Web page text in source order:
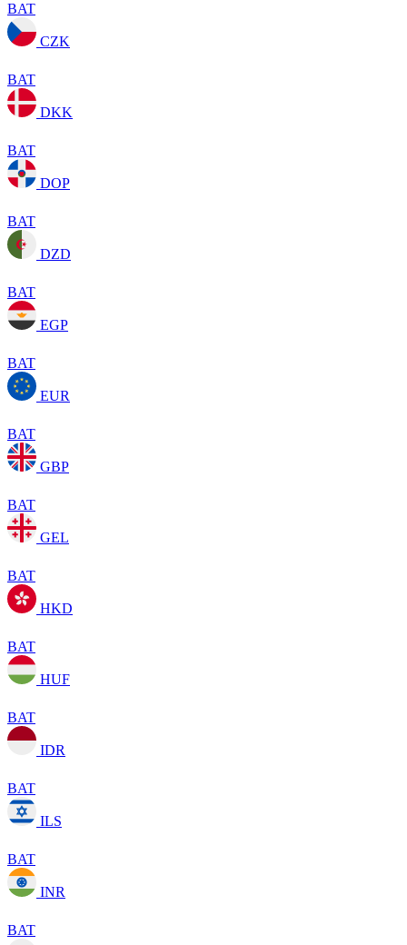
BAT
CZK
BAT
DKK
BAT
DOP
BAT
DZD
BAT
EGP
BAT
EUR
BAT
GBP
BAT
GEL
BAT
HKD
BAT
HUF
BAT
IDR
BAT
ILS
BAT
INR
BAT